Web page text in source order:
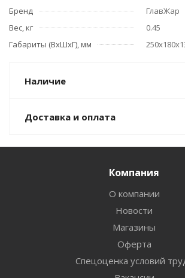
Бренд
ГлавЖар
Вес, кг
0.45
Габариты (ВхШхГ), мм
Наличие
Доставка и оплата
Компания
О компании
Новости
Магазины
Оферта
Спецоценка условий